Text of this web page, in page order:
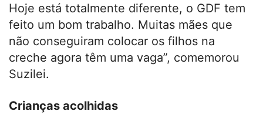
Hoje está totalmente diferente, o GDF tem
feito um bom trabalho. Muitas mães que
não conseguiram colocar os filhos na
creche agora têm uma vaga”, comemorou
Suzilei.
Crianças acolhidas